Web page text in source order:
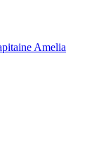
Amelia